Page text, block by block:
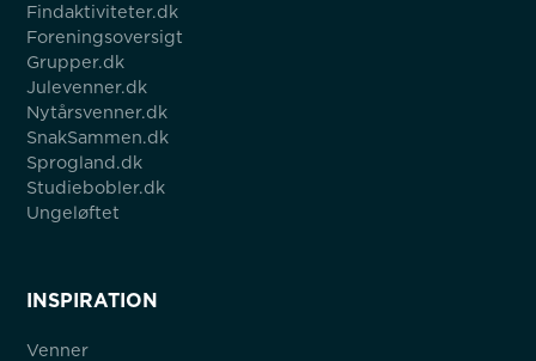
Findaktiviteter.dk
Foreningsoversigt
Grupper.dk
Julevenner.dk
Nytårsvenner.dk
SnakSammen.dk
Sprogland.dk
Studiebobler.dk
Ungeløftet
INSPIRATION
Venner